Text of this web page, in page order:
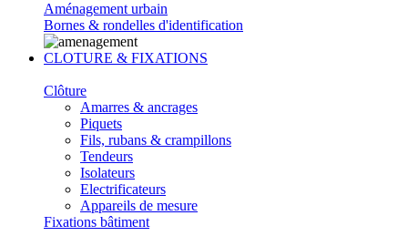
Aménagement urbain
Bornes & rondelles d'identification
CLOTURE & FIXATIONS
Clôture
Amarres & ancrages
Piquets
Fils, rubans & crampillons
Tendeurs
Isolateurs
Electrificateurs
Appareils de mesure
Fixations bâtiment